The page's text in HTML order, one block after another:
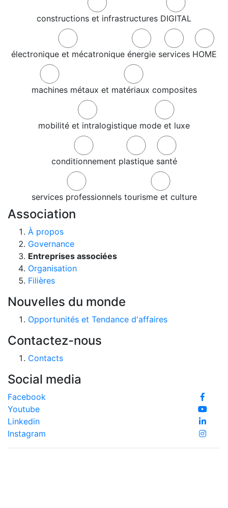
constructions et infrastructures DIGITAL
électronique et mécatronique énergie services HOME
machines métaux et matériaux composites
mobilité et intralogistique mode et luxe
conditionnement plastique santé
services professionnels tourisme et culture
Association
À propos
Governance
Entreprises associées
Organisation
Filières
Nouvelles du monde
Opportunités et Tendance d'affaires
Contactez-nous
Contacts
Social media
Facebook
Youtube
Linkedin
Instagram